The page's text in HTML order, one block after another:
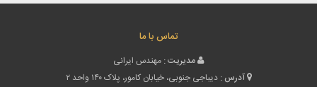
تماس با ما
مدیریت : مهندس ایرانی
آدرس : دیباجی جنوبی، خیابان کامور، پلاک ۱۴۰ واحد ۲